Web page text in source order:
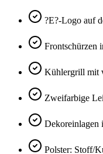
?E?-Logo auf
Frontschürzen
Kühlergrill mit
Zweifarbige
Dekoreinlagen
Polster: Stoff/